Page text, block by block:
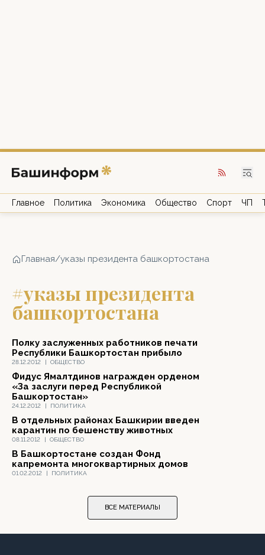
Главное Политика Экономика Общество Спорт ЧП
Главная/указы президента башкортостана
#указы президента
башкортостана
28.12.2012 | ОБЩЕСТВО
Полку заслуженных работников печати
Республики Башкортостан прибыло
24.12.2012 | ПОЛИТИКА
Фидус Ямалтдинов награжден орденом
«За заслуги перед Республикой
Башкортостан»
08.11.2012 | ОБЩЕСТВО
В отдельных районах Башкирии введен
карантин по бешенству животных
01.02.2012 | ПОЛИТИКА
В Башкортостане создан Фонд
капремонта многоквартирных домов
ВСЕ МАТЕРИАЛЫ